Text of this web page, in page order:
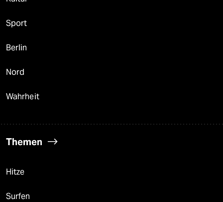
Sport
Berlin
Nord
Wahrheit
Themen
Hitze
Surfen